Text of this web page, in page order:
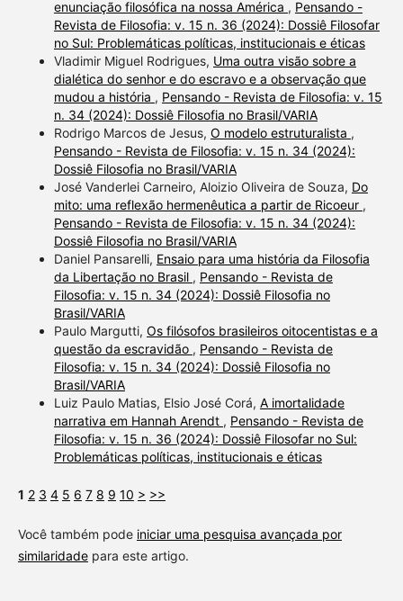
enunciação filosófica na nossa América , Pensando -
Revista de Filosofia: v. 15 n. 36 (2024): Dossiê Filosofar
no Sul: Problemáticas políticas, institucionais e éticas
Vladimir Miguel Rodrigues, Uma outra visão sobre a
dialética do senhor e do escravo e a observação que
mudou a história , Pensando - Revista de Filosofia: v. 15
n. 34 (2024): Dossiê Filosofia no Brasil/VARIA
Rodrigo Marcos de Jesus, O modelo estruturalista ,
Pensando - Revista de Filosofia: v. 15 n. 34 (2024):
Dossiê Filosofia no Brasil/VARIA
José Vanderlei Carneiro, Aloizio Oliveira de Souza, Do
mito: uma reflexão hermenêutica a partir de Ricoeur ,
Pensando - Revista de Filosofia: v. 15 n. 34 (2024):
Dossiê Filosofia no Brasil/VARIA
Daniel Pansarelli, Ensaio para uma história da Filosofia
da Libertação no Brasil , Pensando - Revista de
Filosofia: v. 15 n. 34 (2024): Dossiê Filosofia no
Brasil/VARIA
Paulo Margutti, Os filósofos brasileiros oitocentistas e a
questão da escravidão , Pensando - Revista de
Filosofia: v. 15 n. 34 (2024): Dossiê Filosofia no
Brasil/VARIA
Luiz Paulo Matias, Elsio José Corá, A imortalidade
narrativa em Hannah Arendt , Pensando - Revista de
Filosofia: v. 15 n. 36 (2024): Dossiê Filosofar no Sul:
Problemáticas políticas, institucionais e éticas
1 2 3 4 5 6 7 8 9 10 > >>
Você também pode iniciar uma pesquisa avançada por
similaridadepara este artigo.